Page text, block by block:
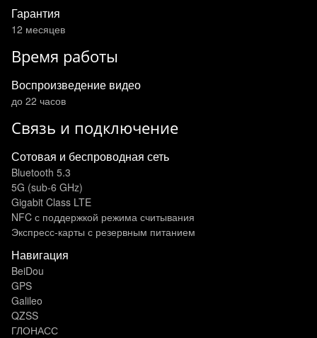
Гарантия
12 месяцев
Время работы
Воспроизведение видео
до 22 часов
Связь и подключение
Сотовая и беспроводная сеть
Bluetooth 5.3
5G (sub‑6 GHz)
Gigabit Class LTE
NFC с поддержкой режима считывания
Экспресс‑карты с резервным питанием
Навигация
BeiDou
GPS
Galileo
QZSS
ГЛОНАСС